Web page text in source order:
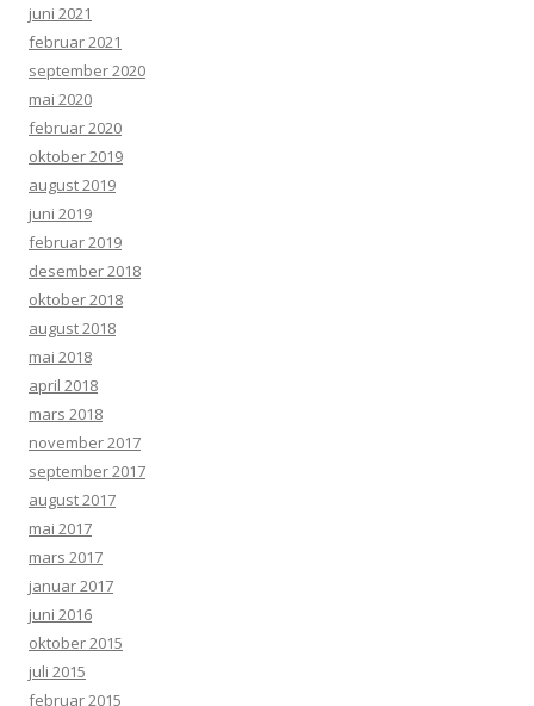
juni 2021
februar 2021
september 2020
mai 2020
februar 2020
oktober 2019
august 2019
juni 2019
februar 2019
desember 2018
oktober 2018
august 2018
mai 2018
april 2018
mars 2018
november 2017
september 2017
august 2017
mai 2017
mars 2017
januar 2017
juni 2016
oktober 2015
juli 2015
februar 2015